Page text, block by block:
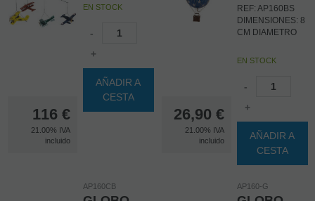
116 €
21.00% IVA
incluido
EN STOCK
-
+
AÑADIR A
CESTA
26,90 €
21.00% IVA
incluido
REF: AP160BS
DIMENSIONES: 8
CM DIAMETRO
EN STOCK
-
+
AÑADIR A
CESTA
AP160CB AP160-G